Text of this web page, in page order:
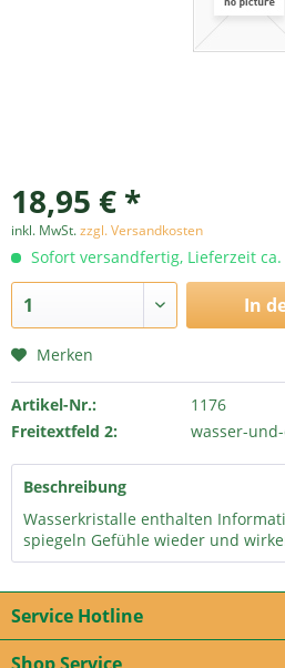
18,95 € *
inkl. MwSt.zzgl. Versandkosten
Sofort versandfertig, Lieferzeit ca.
In
Merken
Artikel-Nr.:
1176
Freitextfeld 2:
wasser-
Beschreibung
Wasserkristalle enthalten
spiegeln Gefühle wieder und
Service Hotline